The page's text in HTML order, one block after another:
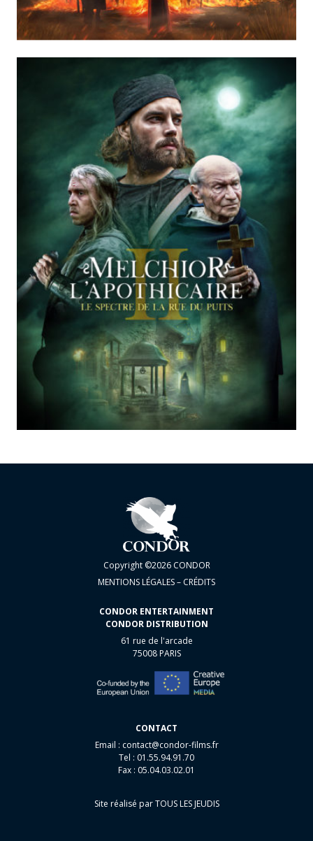
Copyright ©2026 CONDOR
MENTIONS LÉGALES – CRÉDITS
CONDOR ENTERTAINMENT
CONDOR DISTRIBUTION
61 rue de l'arcade
75008 PARIS
CONTACT
Email : contact@condor-films.fr
Tel : 01.55.94.91.70
Fax : 05.04.03.02.01
Site réalisé par TOUS LES JEUDIS